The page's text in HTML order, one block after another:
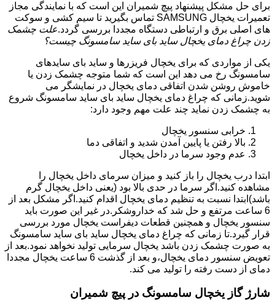
برای حل مشکل پیشنهاد پیچ شمیران این است که با نمایندگی مجاز
تعمیرات یخچال SAMSUNG تماس بگیرید تا سیم کشی و سوکت
های اصلی برق و ارتباطی دستگاه مجددا بررسی گردد.علت چشمک
زدن چراغ دمای یخچال ساید بای ساید سامسونگ چیست؟
یکی از مواردی که برای یخچال فریزرها و ساید بای سایدهای
سامسونگ رخ می دهد این است که شما متوجه چشمک زدن یا
خاموش روشن شدن اتفاقی دمای یخچال در نمایشگر می
شوید.زمانی که چراغ دمای یخچال ساید بای ساید سامسونگ شروع
به چشمک زدن نماید چند علت مهم وجود دارد:
خرابی سنسور یخچال
بالا رفتن یا پایین آمدن شدید و اتفاقی دما
عدم وجود سرما در داخل یخچال
ابتدا درب یخچال را باز کنید و میزان سرمای داخل یخچال را
مشاهده کنید.اگر سرما در حدی بالا بود (یعنی داخل یخچال گرم
باشد)ابتدا نسبت به تنظیم دمای یخچال اقدام کنید.اگر مشکل بعد از
6 ساعت مرتفع و حل شد که خداروشکر.در غیر این صورت باید
سنسور یخچال و همچنین قطعات دیفراست یخچال مورد بررسی
قرار گیرد.تا زمانی که چراغ دمای یخچال ساید بای ساید سامسونگ
به صورت چشمک زدن باشد یخچال سرمایی تولید نخواهد نمود.بعد از
تعویض سنسور دمای یخچال،و بعد از گذشت 6 ساعت یخچال مجددا
دمای از دست رفته را تولید می کند.
شارژ گاز یخچال سامسونگ در پیچ شمیران